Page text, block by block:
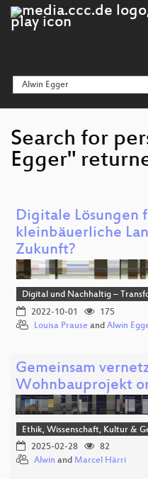
Search for
Egger"
Digitale Lösungen
kleinbäuerliche
Zukunft?
Digital und Nachhaltig –
2022-10-01
175
Louisa Prause and Alwin
Gemeinsam
Wohnbauprojekt
Ethik, Wissenschaft, Kultur &
2025-02-28
82
Alwin and Marcel Härri